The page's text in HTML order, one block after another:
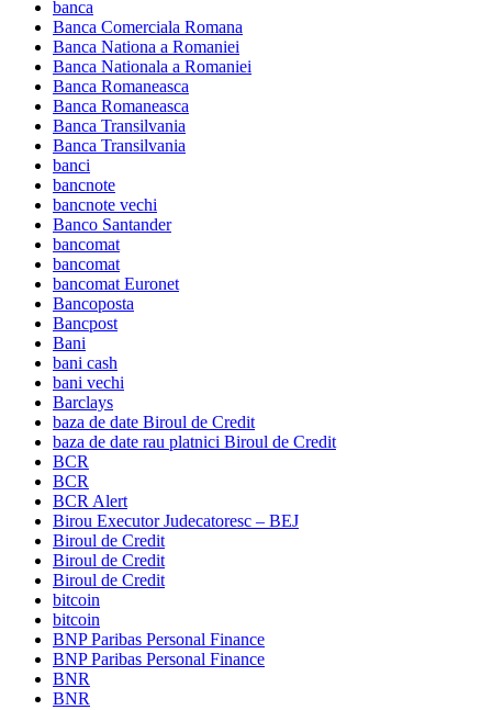
banca
Banca Comerciala Romana
Banca Nationa a Romaniei
Banca Nationala a Romaniei
Banca Romaneasca
Banca Romaneasca
Banca Transilvania
Banca Transilvania
banci
bancnote
bancnote vechi
Banco Santander
bancomat
bancomat
bancomat Euronet
Bancoposta
Bancpost
Bani
bani cash
bani vechi
Barclays
baza de date Biroul de Credit
baza de date rau platnici Biroul de Credit
BCR
BCR
BCR Alert
Birou Executor Judecatoresc – BEJ
Biroul de Credit
Biroul de Credit
Biroul de Credit
bitcoin
bitcoin
BNP Paribas Personal Finance
BNP Paribas Personal Finance
BNR
BNR